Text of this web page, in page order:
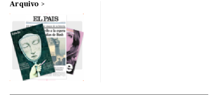
Arquivo